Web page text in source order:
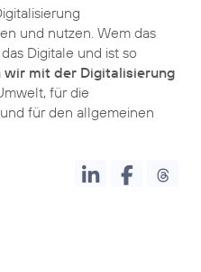
und nutzen. Wem das
Digitale und ist so
wir mit der Digitalisierung
für die
für den allgemeinen